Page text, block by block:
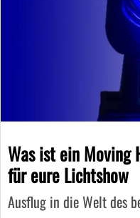
Was ist ein Moving
für eure Lichtshow
Ausflug in die Welt des